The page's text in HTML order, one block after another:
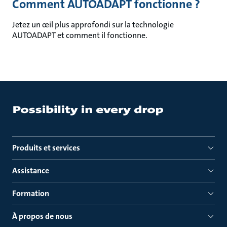
Comment AUTOADAPT fonctionne ?
Jetez un œil plus approfondi sur la technologie
AUTOADAPT et comment il fonctionne.
Produits et services
Assistance
Formation
À propos de nous